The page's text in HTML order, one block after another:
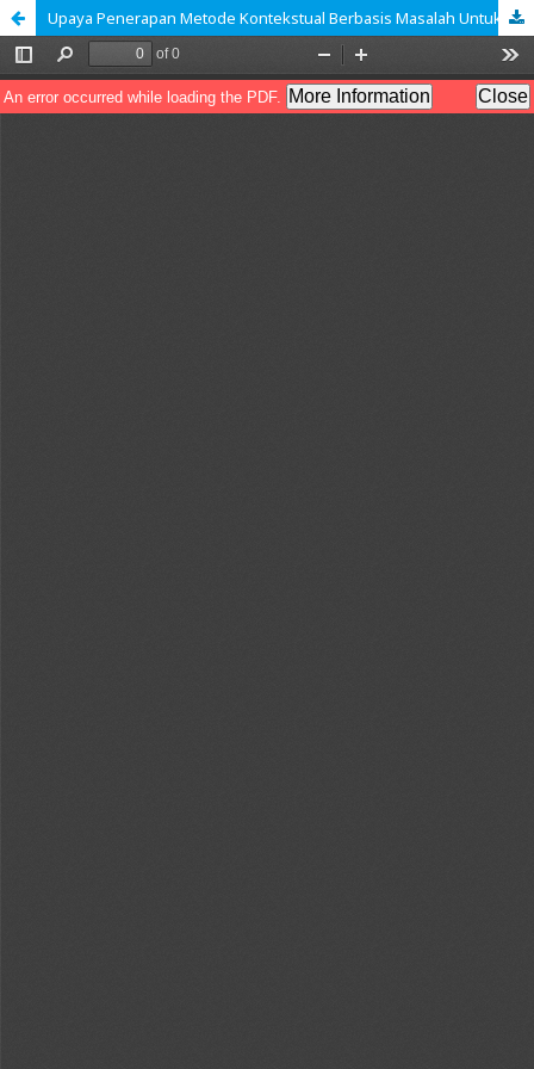
Upaya Penerapan Metode Kontekstual Berbasis Masalah Untuk Meningkatkan Aktivitas Dan Hasil Belajar Bahasa Indonesia Pada Materi Menulis Puisi Siswa Kelas XI IPS 1 SMA Islam Serambi Mekkah